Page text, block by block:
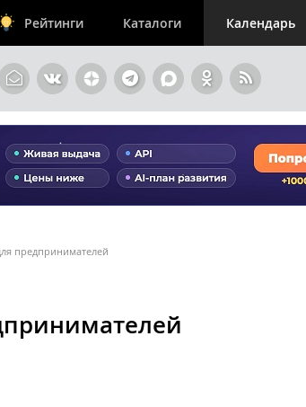
Рейтинги Каталоги Календарь
предпринимателей